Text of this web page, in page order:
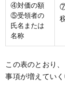
④対価の額
⑤受領者の
氏名または
名称
この表のとおり
事項が増えていく